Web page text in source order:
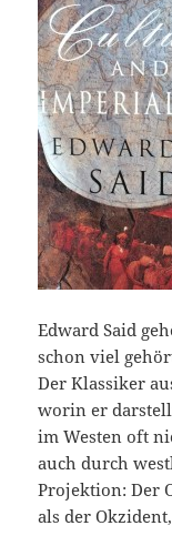
Edward Said
schon viel
Der Klassiker
worin er
im Westen oft
auch durch
Projektion: Der
als der